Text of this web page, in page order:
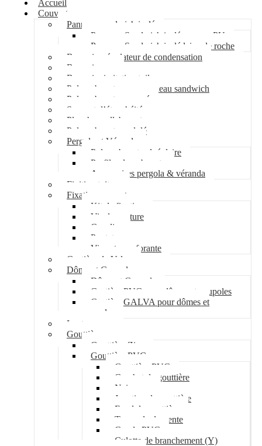
Accueil
Couverture
Panneau sandwich isolé
Panneau Sandwich isolé mousse PU
Panneau Sandwich isolé laine de roche
Bac acier régulateur de condensation
Bac acier sec
Bac acier imitation tuile
Polycarbonate pour panneau sandwich
Polycarbonate nervuré
Support d’étanchéité
Plancher collaborant
Polycarbonate ondulé
Pergola et Véranda
Polycarbonate alvéolaire
Profil polycarbonate
Accessoires pergola & véranda
Finition toiture
Fixation couverture
Kit de fixation
Vis de couture
Cavalier
Pontet
Vis auto-perforante
Costière de Velux
Dôme et Coupole
Dôme et Coupole
Costière PVC pour dômes et coupoles
Costière GALVA pour dômes et
coupoles
Lanterneau
Gouttière
Gouttière Zinc
Gouttière PVC
Gouttière PVC
Crochet de gouttière
Naissance
Jonction de gouttière
Fond de gouttière
Tuyau de descente
Coude PVC
Culotte de branchement (Y)